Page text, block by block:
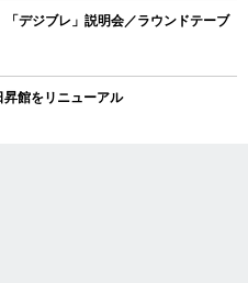
デジブレ」説明会／ラウンドテーブ
館をリニューアル